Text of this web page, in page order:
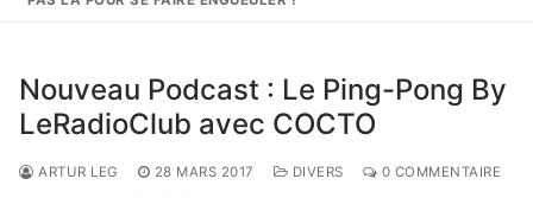
Nouveau Podcast : Le Ping-Pong By
LeRadioClub avec COCTO
ARTUR LEG 28 MARS 2017 DIVERS 0 COMMENTAIRE